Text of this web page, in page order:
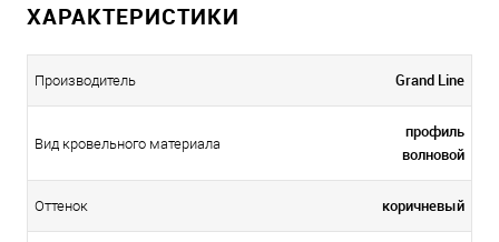
ХАРАКТЕРИСТИКИ
Производитель Grand Line
Вид кровельного материала
профиль
волновой
Оттенок коричневый